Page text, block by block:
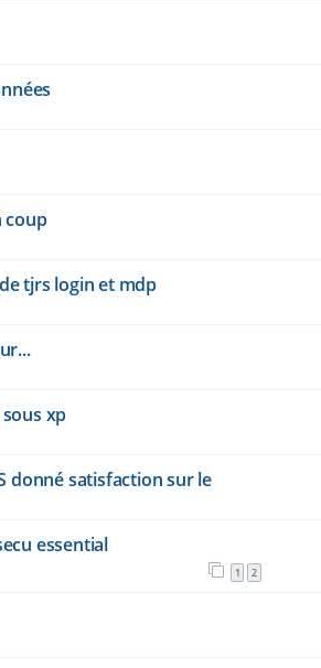
coup
tjrs login et mdp
xp
donné satisfaction sur le
essential
1 2